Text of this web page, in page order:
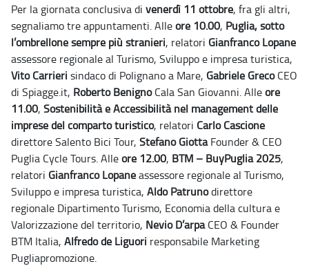
Per la giornata conclusiva di venerdì 11 ottobre, fra gli altri,
segnaliamo tre appuntamenti.Alleore 10.00, Puglia, sotto
l’ombrellone sempre più stranieri, relatori Gianfranco Lopane
assessore regionale al Turismo, Sviluppo e impresa turistica,
Vito Carrieri sindaco di Polignano a Mare, Gabriele GrecoCEO
di Spiagge.it, Roberto BenignoCala San Giovanni.Alleore
11.00, Sostenibilità e Accessibilità nel management delle
imprese del comparto turistico, relatori Carlo Cascione
direttore Salento Bici Tour, Stefano GiottaFounder & CEO
Puglia Cycle Tours.Alleore 12.00, BTM – BuyPuglia 2025,
relatori Gianfranco Lopaneassessore regionale al Turismo,
Sviluppo e impresa turistica, Aldo Patrunodirettore
regionale Dipartimento Turismo, Economia della cultura e
Valorizzazione del territorio, Nevio D’arpaCEO & Founder
BTM Italia, Alfredo de Liguori responsabile Marketing
Pugliapromozione.